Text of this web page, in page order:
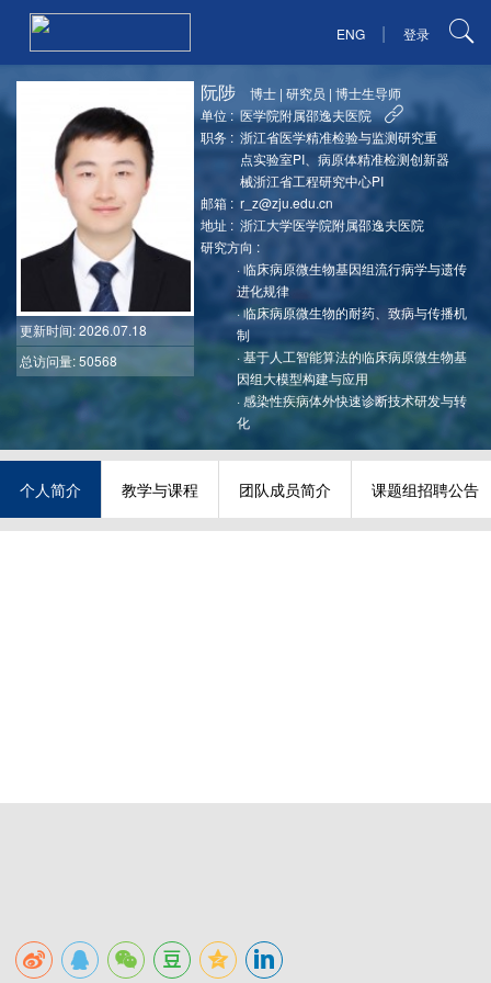
ENG | 登录
更新时间: 2026.07.18
总访问量: 50568
阮陟 博士 |研究员 |博士生导师
单位 : 医学院附属邵逸夫医院
职务 : 浙江省医学精准检验与监测研究重
点实验室PI、病原体精准检测创新器
械浙江省工程研究中心PI
邮箱 : r_z@zju.edu.cn
地址 : 浙江大学医学院附属邵逸夫医院
研究方向 :
·临床病原微生物基因组流行病学与遗传
进化规律
·临床病原微生物的耐药、致病与传播机
制
·基于人工智能算法的临床病原微生物基
因组大模型构建与应用
·感染性疾病体外快速诊断技术研发与转
化
个人简介 教学与课程 团队成员简介 课题组招聘公告